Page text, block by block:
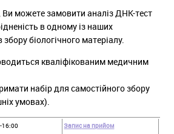
Ви можете замовити аналіз ДНК-тест
в одному із наших
біологічного матеріалу.
кваліфікованим медичним
набір для самостійного збору
умовах).
16:00
Запис на прийом